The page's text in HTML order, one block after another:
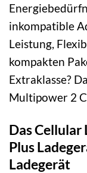
inkompatible
Leistung,
kompakten
Extraklasse?
Multipower 2
Das
Plus
Ladegerät